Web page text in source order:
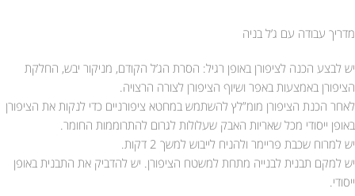
מדריך עבודה עם ג’ל בניה
יש לבצע הכנה לציפורן באופן רגיל: הסרת הג’ל הקודם, מניקור יבש, החלקת
הציפורן באמצעות באפר ושיוף הציפורן לצורה הרצויה.
לאחר הכנת הציפורן מומ”לץ להשתמש במחטא ציפורניים כדי לנקות את הציפורן
באופן ייסודי מכל שאריות האבק שעלולות לגרום להתרוממות החומר.
יש למרוח שכבת פריימר ולהניח לייבוש למשך 2 דקות.
יש למקם תבנית לבנייה מתחת למשטח הציפורן. יש להדביק את התבנית באופן
ייסודי.